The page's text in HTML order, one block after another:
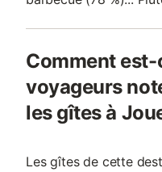
Comment
voyageurs
les gîtes à
Les gîtes de cette